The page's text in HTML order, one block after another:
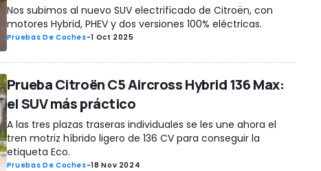
Nos subimos al nuevo SUV electrificado de Citroën, con
motores Hybrid, PHEV y dos versiones 100% eléctricas.
Pruebas De Coches-1 Oct 2025
Prueba Citroën C5 Aircross Hybrid 136 Max:
el SUV más práctico
A las tres plazas traseras individuales se les une ahora el
tren motriz híbrido ligero de 136 CV para conseguir la
etiqueta Eco.
Pruebas De Coches-18 Nov 2024